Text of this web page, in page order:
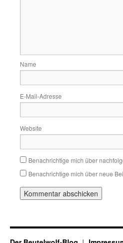
Name
E-Mail-Adresse
Website
Benachrichtige mich über
Benachrichtige mich über neue